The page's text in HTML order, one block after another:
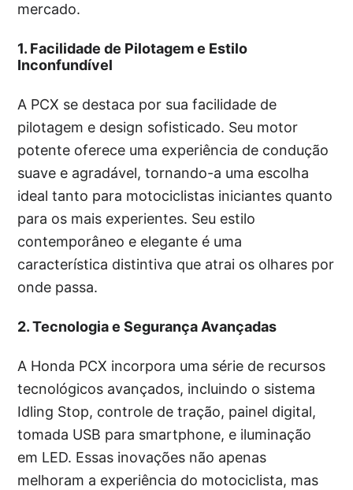
mercado.
1. Facilidade de Pilotagem e Estilo
Inconfundível
A PCX se destaca por sua facilidade de
pilotagem e design sofisticado. Seu motor
potente oferece uma experiência de condução
suave e agradável, tornando-a uma escolha
ideal tanto para motociclistas iniciantes quanto
para os mais experientes. Seu estilo
contemporâneo e elegante é uma
característica distintiva que atrai os olhares por
onde passa.
2. Tecnologia e Segurança Avançadas
A Honda PCX incorpora uma série de recursos
tecnológicos avançados, incluindo o sistema
Idling Stop, controle de tração, painel digital,
tomada USB para smartphone, e iluminação
em LED. Essas inovações não apenas
melhoram a experiência do motociclista, mas